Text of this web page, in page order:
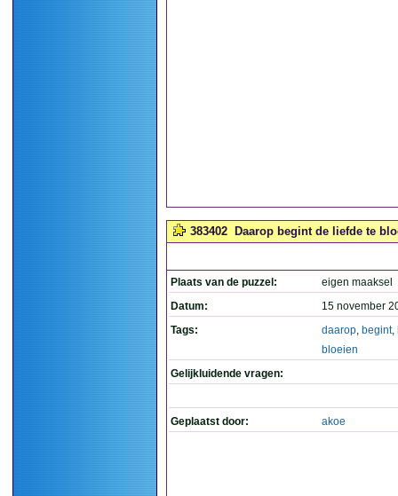
383402 Daarop begint de liefde te
Plaats van de puzzel:
eigen maaksel
Datum:
15 november
Tags:
daarop, begint,
bloeien
Gelijkluidende vragen:
Geplaatst door: akoe